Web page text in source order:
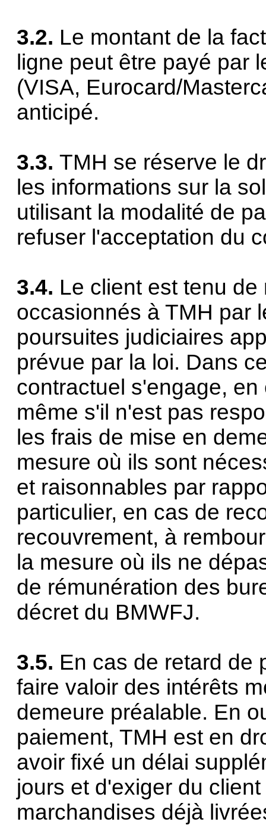
3.2. Le montant de la
ligne peut être payé par
(VISA, Eurocard/
anticipé.
3.3. TMH se réserve le
les informations sur la
utilisant la modalité de
refuser l'acceptation du
3.4. Le client est tenu
occasionnés à TMH par
poursuites judiciaires
prévue par la loi. Dans
contractuel s'engage,
même s'il n'est pas
les frais de mise en
mesure où ils sont
et raisonnables par
particulier, en cas de
recouvrement, à
la mesure où ils ne
de rémunération des
décret du BMWFJ.
3.5. En cas de retard de
faire valoir des intérêts
demeure préalable. En
paiement, TMH est en
avoir fixé un délai
jours et d'exiger du
marchandises déjà